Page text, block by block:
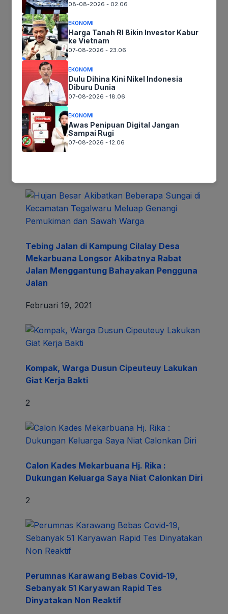
Nyunda Banget, Bobogohan Sambil
Liwetan di Saung Kabogoh
Oktober 12, 2020
Tebing di Curug Cigeuntis Longsor Akibat
Hujan Deras
Tebing Jalan di Kampung Cilalay Desa
Mekarbuana Longsor Akibatnya Rabat
Jalan Menggantung Bahayakan Pengguna
Jalan
Februari 19, 2021
Kompak, Warga Dusun Cipeuteuy Lakukan
Giat Kerja Bakti
2
Calon Kades Mekarbuana Hj. Rika :
Dukungan Keluarga Saya Niat Calonkan Diri
2
Perumnas Karawang Bebas Covid-19,
Sebanyak 51 Karyawan Rapid Tes
Dinyatakan Non Reaktif
08-08-2026 - 02.06
EKONOMI
Harga Tanah RI Bikin Investor Kabur
ke Vietnam
07-08-2026 - 23.06
EKONOMI
Dulu Dihina Kini Nikel Indonesia
Diburu Dunia
07-08-2026 - 18.06
EKONOMI
Awas Penipuan Digital Jangan
Sampai Rugi
07-08-2026 - 12.06